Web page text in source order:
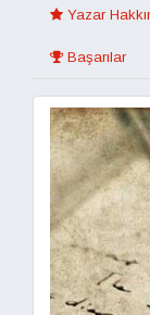
Yazar
Başarılar